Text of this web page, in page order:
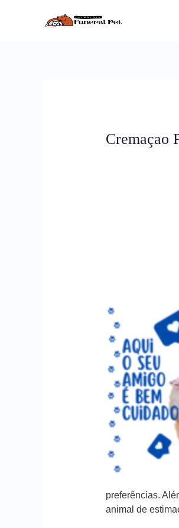
Cremaçao
preferências.
animal de